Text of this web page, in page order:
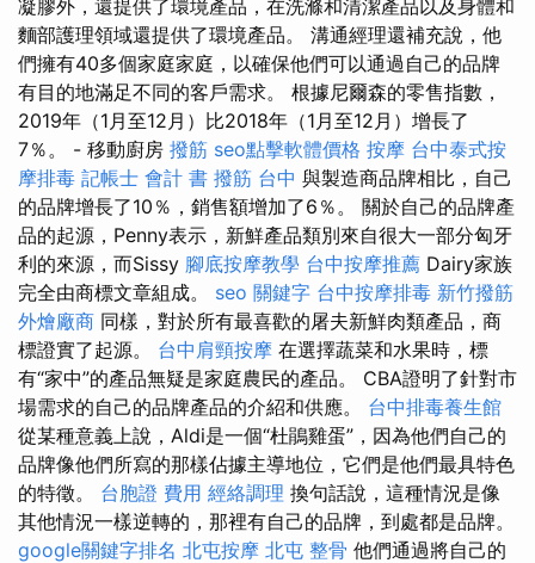
凝膠外，還提供了環境產品，在洗滌和清潔產品以及身體和
麵部護理領域還提供了環境產品。 溝通經理還補充說，他
們擁有40多個家庭家庭，以確保他們可以通過自己的品牌
有目的地滿足不同的客戶需求。 根據尼爾森的零售指數，
2019年（1月至12月）比2018年（1月至12月）增長了
7％。 - 移動廚房 撥筋 seo點擊軟體價格 按摩 台中泰式按
摩排毒 記帳士 會計 書 撥筋 台中 與製造商品牌相比，自己
的品牌增長了10％，銷售額增加了6％。 關於自己的品牌產
品的起源，Penny表示，新鮮產品類別來自很大一部分匈牙
利的來源，而Sissy 腳底按摩教學 台中按摩推薦 Dairy家族
完全由商標文章組成。 seo 關鍵字 台中按摩排毒 新竹撥筋
外燴廠商 同樣，對於所有最喜歡的屠夫新鮮肉類產品，商
標證實了起源。 台中肩頸按摩 在選擇蔬菜和水果時，標
有“家中”的產品無疑是家庭農民的產品。 CBA證明了針對市
場需求的自己的品牌產品的介紹和供應。 台中排毒養生館
從某種意義上說，Aldi是一個“杜鵑雞蛋”，因為他們自己的
品牌像他們所寫的那樣佔據主導地位，它們是他們最具特色
的特徵。 台胞證 費用 經絡調理 換句話說，這種情況是像
其他情況一樣逆轉的，那裡有自己的品牌，到處都是品牌。
google關鍵字排名 北屯按摩 北屯 整骨 他們通過將自己的